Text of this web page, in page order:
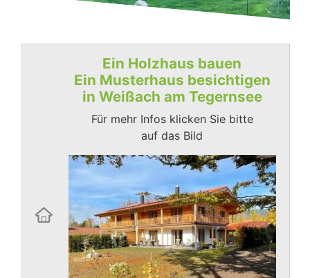
Ein Holzhaus bauen
Ein Musterhaus besichtigen
in Weißach am Tegernsee
Für mehr Infos klicken Sie bitte
auf das Bild